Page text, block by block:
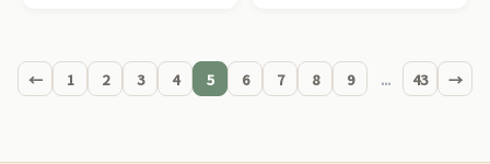
← 1 2 3 4 5 6 7 8 9 ... 43 →